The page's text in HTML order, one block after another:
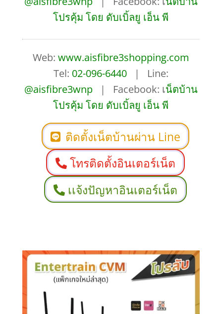
โปรคุ้ม โดย ดับเบิ้ลยู เอ็น พี
Web: www.aisfibre3shopping.com
Tel: 02-096-6440| Line:
@aisfibre3wnp| Facebook: เน็ตบ้าน
โปรคุ้ม โดย ดับเบิ้ลยู เอ็น พี
ติดตั้งเน็ตบ้านผ่าน Line
โทรติดตั้งอินเตอร์เน็ต
เเจ้งปัญหาอินเตอร์เน็ต